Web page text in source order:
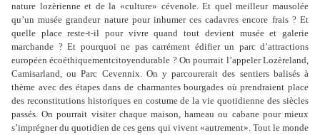
nature lozèrienne et de la «culture» cévenole. Et quel meilleur mausolée
qu’un musée grandeur nature pour inhumer ces cadavres encore frais ? Et
quelle place reste-t-il pour vivre quand tout devient musée et galerie
marchande ? Et pourquoi ne pas carrément édifier un parc d’attractions
européen écoéthiquementcitoyendurable ? On pourrait l’appeler Lozèreland,
Camisarland, ou Parc Cevennix. On y parcourerait des sentiers balisés à
thème avec des étapes dans de charmantes bourgades où prendraient place
des reconstitutions historiques en costume de la vie quotidienne des siècles
passés. On pourrait visiter chaque maison, hameau ou cabane pour mieux
s’imprégner du quotidien de ces gens qui vivent «autrement». Tout le monde